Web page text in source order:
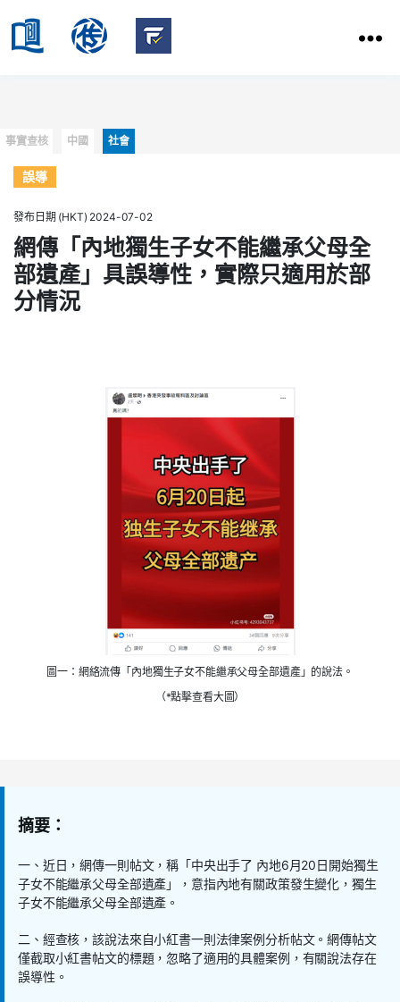
HKBU
of
Communication
Categories
事實查核 中國 社會
誤導
發布日期 (HKT) 2024-07-02
網傳「內地獨生子女不能繼承父母全
部遺產」具誤導性，實際只適用於部
分情況
圖一：網絡流傳「內地獨生子女不能繼承父母全部遺產」的說法。
（*點擊查看大圖）
摘要：
一、近日，網傳一則帖文，稱「中央出手了 內地6月20日開始獨生
子女不能繼承父母全部遺產」，意指內地有關政策發生變化，獨生
子女不能繼承父母全部遺產。
二、經查核，該說法來自小紅書一則法律案例分析帖文。網傳帖文
僅截取小紅書帖文的標題，忽略了適用的具體案例，有關說法存在
誤導性。